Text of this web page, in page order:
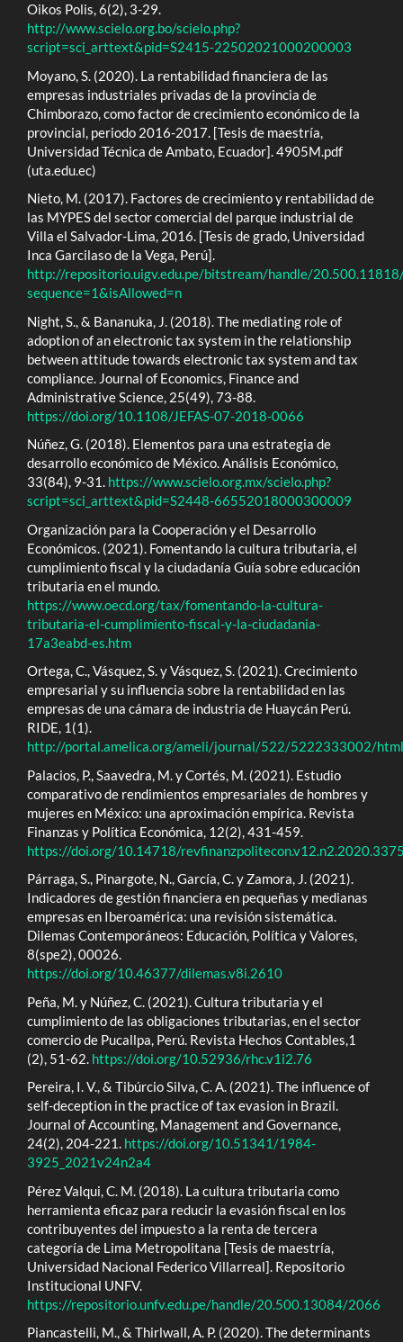
Oikos Polis, 6(2), 3-29.
http://www.scielo.org.bo/scielo.php?
script=sci_arttext&pid=S2415-22502021000200003
Moyano, S. (2020). La rentabilidad financiera de las
empresas industriales privadas de la provincia de
Chimborazo, como factor de crecimiento económico de la
provincial, periodo 2016-2017. [Tesis de maestría,
Universidad Técnica de Ambato, Ecuador]. 4905M.pdf
(uta.edu.ec)
Nieto, M. (2017). Factores de crecimiento y rentabilidad de
las MYPES del sector comercial del parque industrial de
Villa el Salvador-Lima, 2016. [Tesis de grado, Universidad
Inca Garcilaso de la Vega, Perú].
http://repositorio.uigv.edu.pe/bitstream/handle/
sequence=1&isAllowed=n
Night, S., & Bananuka, J. (2018). The mediating role of
adoption of an electronic tax system in the relationship
between attitude towards electronic tax system and tax
compliance. Journal of Economics, Finance and
Administrative Science, 25(49), 73-88.
https://doi.org/10.1108/JEFAS-07-2018-0066
Núñez, G. (2018). Elementos para una estrategia de
desarrollo económico de México. Análisis Económico,
33(84), 9-31. https://www.scielo.org.mx/scielo.php?
script=sci_arttext&pid=S2448-66552018000300009
Organización para la Cooperación y el Desarrollo
Económicos. (2021). Fomentando la cultura tributaria, el
cumplimiento fiscal y la ciudadanía Guía sobre educación
tributaria en el mundo.
https://www.oecd.org/tax/fomentando-la-cultura-
tributaria-el-cumplimiento-fiscal-y-la-ciudadania-
17a3eabd-es.htm
Ortega, C., Vásquez, S. y Vásquez, S. (2021). Crecimiento
empresarial y su influencia sobre la rentabilidad en las
empresas de una cámara de industria de Huaycán Perú.
RIDE, 1(1).
http://portal.amelica.org/ameli/journal/522/5222333002/
Palacios, P., Saavedra, M. y Cortés, M. (2021). Estudio
comparativo de rendimientos empresariales de hombres y
mujeres en México: una aproximación empírica. Revista
Finanzas y Política Económica, 12(2), 431-459.
https://doi.org/10.14718/
Párraga, S., Pinargote, N., García, C. y Zamora, J. (2021).
Indicadores de gestión financiera en pequeñas y medianas
empresas en Iberoamérica: una revisión sistemática.
Dilemas Contemporáneos: Educación, Política y Valores,
8(spe2), 00026.
https://doi.org/10.46377/dilemas.v8i.2610
Peña, M. y Núñez, C. (2021). Cultura tributaria y el
cumplimiento de las obligaciones tributarias, en el sector
comercio de Pucallpa, Perú. Revista Hechos Contables,1
(2), 51-62. https://doi.org/10.52936/rhc.v1i2.76
Pereira, I. V., & Tibúrcio Silva, C. A. (2021). The influence of
self-deception in the practice of tax evasion in Brazil.
Journal of Accounting, Management and Governance,
24(2), 204-221. https://doi.org/10.51341/1984-
3925_2021v24n2a4
Pérez Valqui, C. M. (2018). La cultura tributaria como
herramienta eficaz para reducir la evasión fiscal en los
contribuyentes del impuesto a la renta de tercera
categoría de Lima Metropolitana [Tesis de maestría,
Universidad Nacional Federico Villarreal]. Repositorio
Institucional UNFV.
https://repositorio.unfv.edu.pe/handle/20.500.13084/2066
Piancastelli, M., & Thirlwall, A. P. (2020). The determinants